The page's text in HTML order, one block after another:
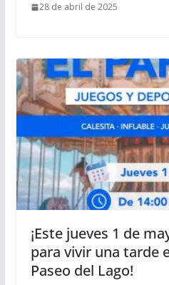
28 de abril de 2025
¡Este jueves 1 de
para vivir una tarde
Paseo del Lago!